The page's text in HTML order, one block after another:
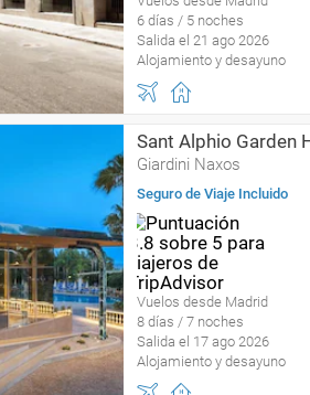
6 días / 5 noches
Salida el 21 ago 2026
Alojamiento y desayuno
Sant Alphio Garden
Giardini Naxos
Seguro de Viaje Incluido
Vuelos desde Madrid
8 días / 7 noches
Salida el 17 ago 2026
Alojamiento y desayuno